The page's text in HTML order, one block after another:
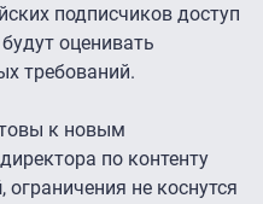
подписчиков доступ
оценивать
требований.
к новым
по контенту
, ограничения не коснутся